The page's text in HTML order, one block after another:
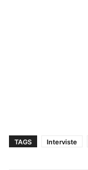
TAGS Interviste